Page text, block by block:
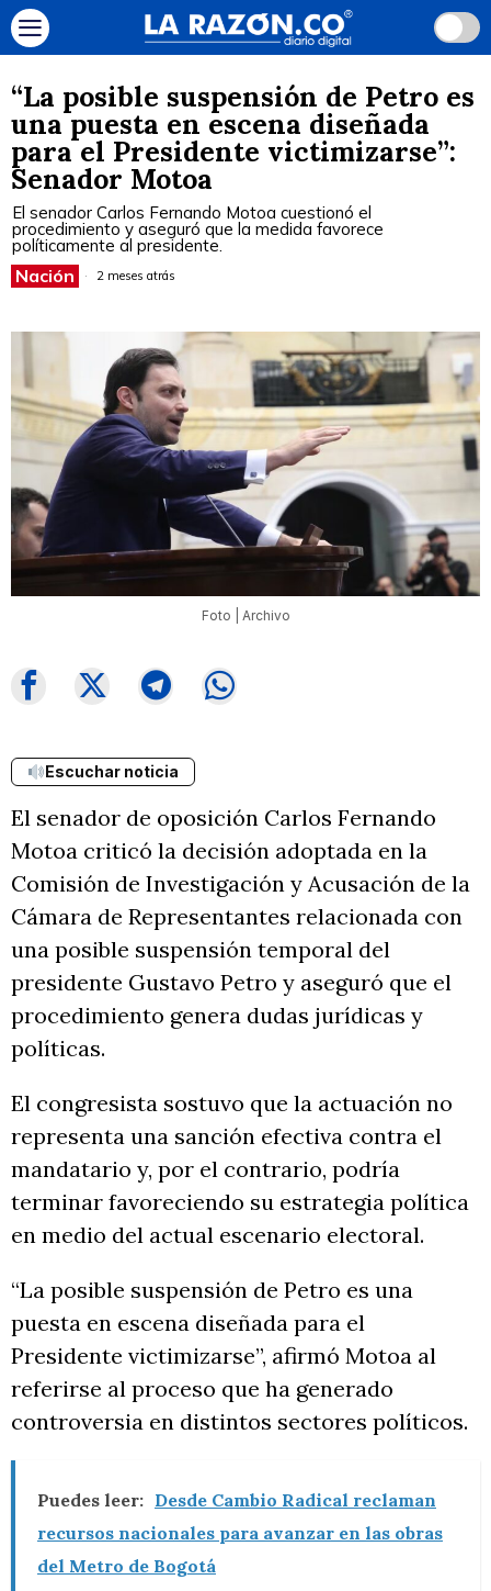
“La posible suspensión de Petro es
una puesta en escena diseñada
para el Presidente victimizarse”:
Senador Motoa
El senador Carlos Fernando Motoa cuestionó el
procedimiento y aseguró que la medida favorece
políticamente al presidente.
Nación 2 meses atrás
Foto | Archivo
Escuchar noticia
El senador de oposición Carlos Fernando
Motoa criticó la decisión adoptada en la
Comisión de Investigación y Acusación de la
Cámara de Representantes relacionada con
una posible suspensión temporal del
presidente Gustavo Petro y aseguró que el
procedimiento genera dudas jurídicas y
políticas.
El congresista sostuvo que la actuación no
representa una sanción efectiva contra el
mandatario y, por el contrario, podría
terminar favoreciendo su estrategia política
en medio del actual escenario electoral.
“La posible suspensión de Petro es una
puesta en escena diseñada para el
Presidente victimizarse”, afirmó Motoa al
referirse al proceso que ha generado
controversia en distintos sectores políticos.
Puedes leer: Desde Cambio Radical reclaman
recursos nacionales para avanzar en las obras
del Metro de Bogotá